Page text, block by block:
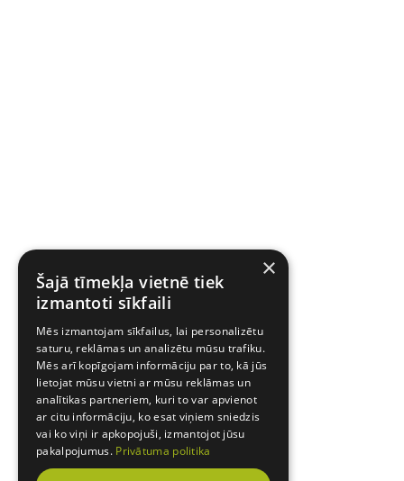
×
Šajā tīmekļa vietnē tiek
izmantoti sīkfaili
Mēs izmantojam sīkfailus, lai personalizētu
saturu, reklāmas un analizētu mūsu trafiku.
Mēs arī kopīgojam informāciju par to, kā jūs
lietojat mūsu vietni ar mūsu reklāmas un
analītikas partneriem, kuri to var apvienot
ar citu informāciju, ko esat viņiem sniedzis
vai ko viņi ir apkopojuši, izmantojot jūsu
pakalpojumus. Privātuma politika